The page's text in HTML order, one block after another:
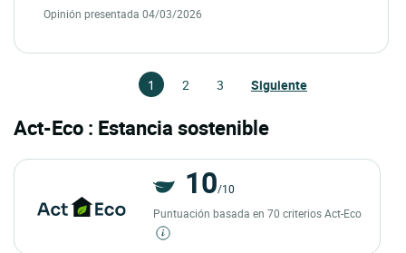
Opinión presentada 04/03/2026
1 2 3 Siguiente
Act-Eco : Estancia sostenible
10/10
Puntuación basada en 70 criterios Act-Eco